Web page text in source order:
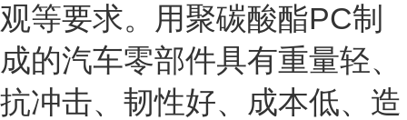
观等要求。用聚碳酸酯PC制
成的汽车零部件具有重量轻、
抗冲击、韧性好、成本低、造